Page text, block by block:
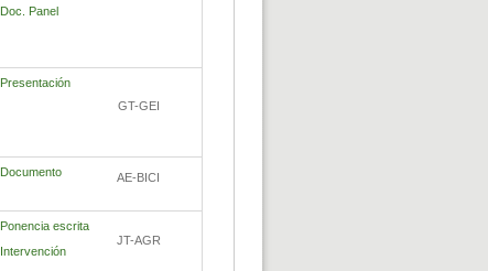
Doc. Panel
Presentación
GT-GEI
Documento AE-BICI
Ponencia escrita
Intervención
JT-AGR